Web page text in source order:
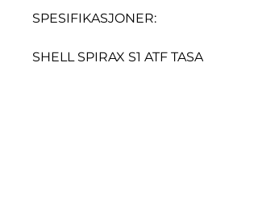
SPESIFIKASJONER:
SHELL SPIRAX S1 ATF TASA